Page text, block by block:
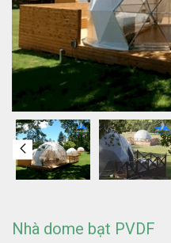
Nhà dome bạt PVDF